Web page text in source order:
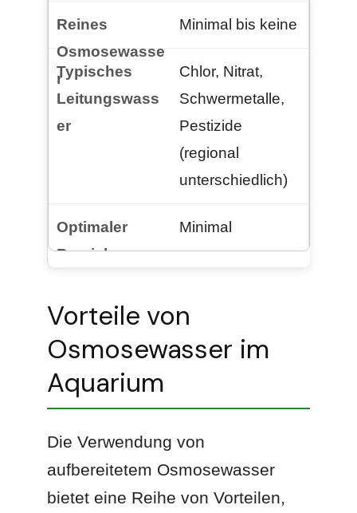
Minimal bis keine
Chlor, Nitrat,
Schwermetalle,
Pestizide
(regional
unterschiedlich)
Minimal
Vorteile von
Osmosewasser im
Aquarium
Die Verwendung von
aufbereitetem Osmosewasser
bietet eine Reihe von Vorteilen,